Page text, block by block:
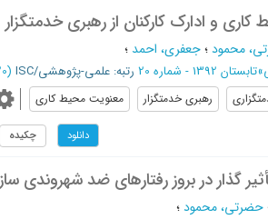
و ادارک کارکنان از رهبری خدمتگزار
محمود؛جعفری، احمد ؛
»تابستان 1392 - شماره 20 رتبه: علمی-پژوهشی/ISC (‎20 صفحه -
رهبری خدمتگزار معنویت محیط کاری
دانلود چکیده
گذار در بروز رفتارهای ضد شهروندی
حضرتی، محمود؛